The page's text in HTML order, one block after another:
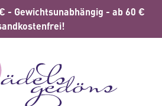
- Gewichtsunabhängig - ab 60 €